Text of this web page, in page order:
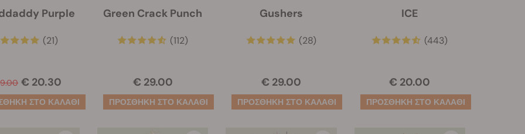
Purple
(21)
€ 20.30
Green Crack Punch
(112)
€ 29.00
Gushers
(28)
€ 29.00
ICE
(443)
€ 20.00